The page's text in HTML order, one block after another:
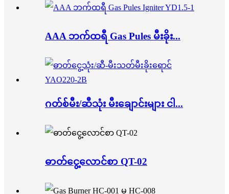
AAA ဘက်ထရီ Gas Pules မီးခိုး...
ဂတ်စ်မီး/ဆီသုံး မီးချောင်းများ ငါ...
ဓာတ်ငွေ့လောင်စာ QT-02